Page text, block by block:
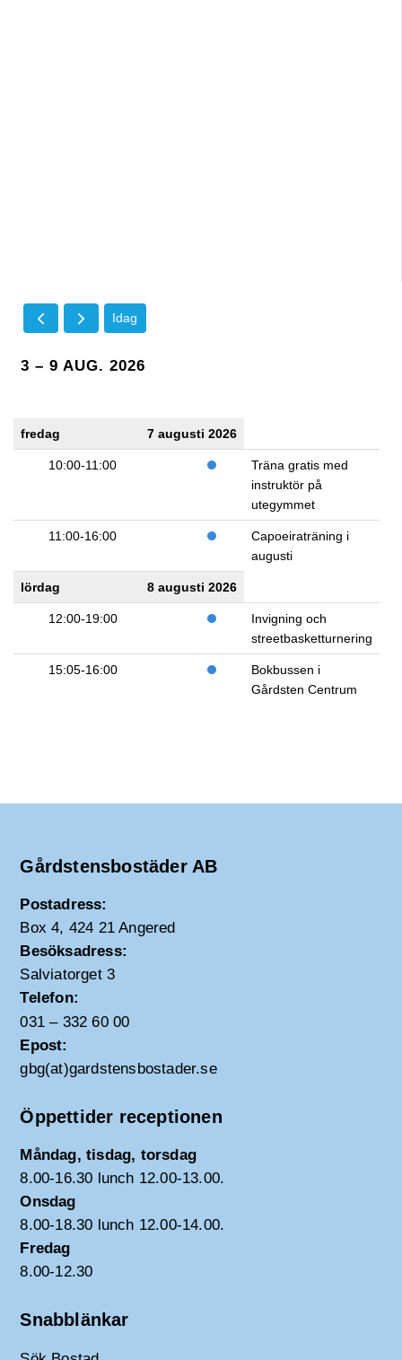
Idag
3 – 9 AUG. 2026
fredag 7 augusti 2026
10:00-11:00
Träna gratis med
instruktör på
utegymmet
11:00-16:00
Capoeiraträning i
augusti
lördag 8 augusti 2026
12:00-19:00
Invigning och
streetbasketturnering
15:05-16:00
Bokbussen i
Gårdsten Centrum
Gårdstensbostäder AB
Postadress:
Box 4, 424 21 Angered
Besöksadress:
Salviatorget 3
Telefon:
031 – 332 60 00
Epost:
gbg(at)gardstensbostader.se
Öppettider receptionen
Måndag, tisdag, torsdag
8.00-16.30 lunch 12.00-13.00.
Onsdag
8.00-18.30 lunch 12.00-14.00.
Fredag
8.00-12.30
Snabblänkar